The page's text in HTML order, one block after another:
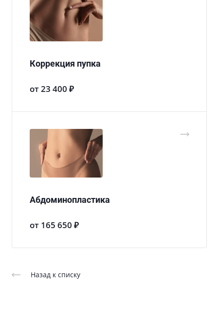
Коррекция пупка
от 23 400 ₽
Абдоминопластика
от 165 650 ₽
Назад к списку